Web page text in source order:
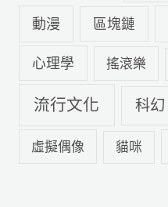
動漫 區塊鏈
心理學 搖滾樂
流行文化 科幻
虛擬偶像 貓咪